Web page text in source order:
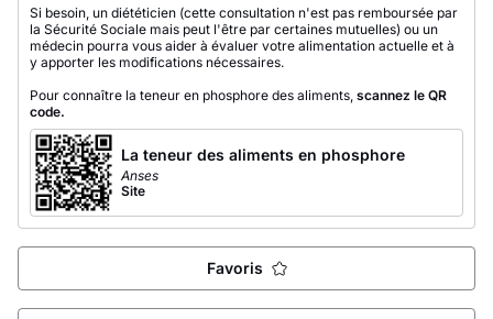
Si besoin, un diététicien (cette consultation n'est pas remboursée par
la Sécurité Sociale mais peut l'être par certaines mutuelles) ou un
médecin pourra vous aider à évaluer votre alimentation actuelle et à
y apporter les modifications nécessaires.
Pour connaître la teneur en phosphore des aliments, scannez le QR
code.
La teneur des aliments en phosphore
Anses
Site
Favoris